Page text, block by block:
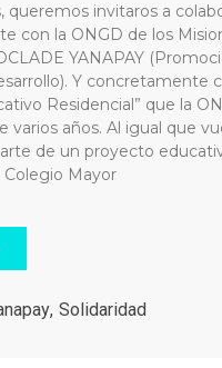
queremos invitaros a
con la ONGD de los
YANAPAY
Y concretamente
Residencial” que la
varios años. Al igual que
de un proyecto
Colegio Mayor
, Solidaridad